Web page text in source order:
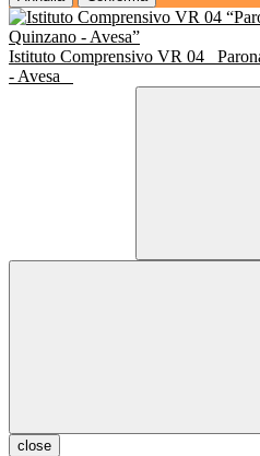
Istituto Comprensivo VR 04
- Avesa
close